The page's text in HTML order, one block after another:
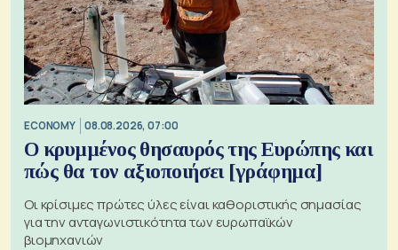
ECONOMY 08.08.2026, 07:00
Ο κρυμμένος θησαυρός της Ευρώπης και
πώς θα τον αξιοποιήσει [γράφημα]
Οι κρίσιμες πρώτες ύλες είναι καθοριστικής σημασίας
για την ανταγωνιστικότητα των ευρωπαϊκών
βιομηχανιών